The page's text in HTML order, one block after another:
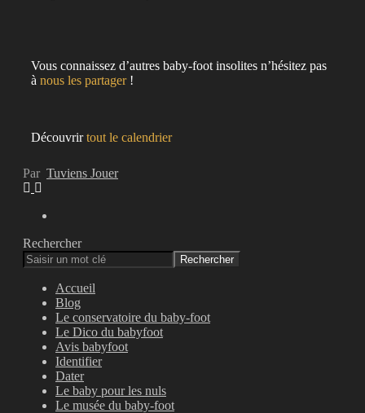
Vous connaissez d’autres baby-foot insolites n’hésitez pas
à nous les partager!
Découvrirtout le calendrier
Par Tuviens Jouer
Rechercher
Rechercher
Accueil
Blog
Le conservatoire du baby-foot
Le Dico du babyfoot
Avis babyfoot
Identifier
Dater
Le baby pour les nuls
Le musée du baby-foot